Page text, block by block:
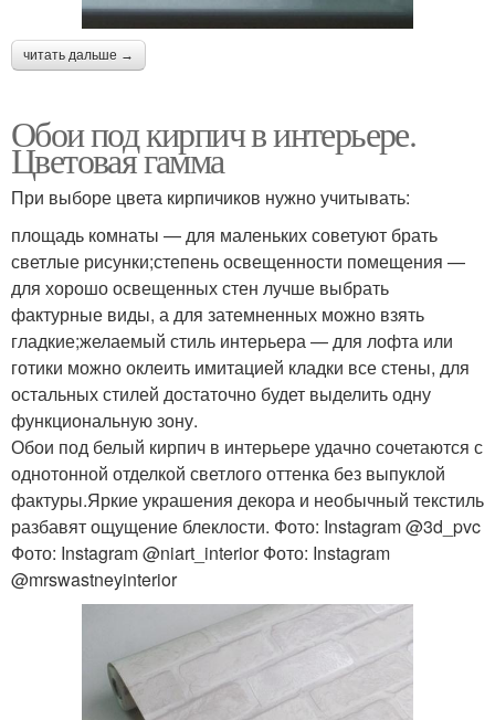
читать дальше →
Обои под кирпич в интерьере.
Цветовая гамма
При выборе цвета кирпичиков нужно учитывать:
площадь комнаты — для маленьких советуют брать
светлые рисунки;степень освещенности помещения —
для хорошо освещенных стен лучше выбрать
фактурные виды, а для затемненных можно взять
гладкие;желаемый стиль интерьера — для лофта или
готики можно оклеить имитацией кладки все стены, для
остальных стилей достаточно будет выделить одну
функциональную зону.
Обои под белый кирпич в интерьере удачно сочетаются с
однотонной отделкой светлого оттенка без выпуклой
фактуры.Яркие украшения декора и необычный текстиль
разбавят ощущение блеклости. Фото: Instagram @3d_pvc
Фото: Instagram @niart_interior Фото: Instagram
@mrswastneyinterior